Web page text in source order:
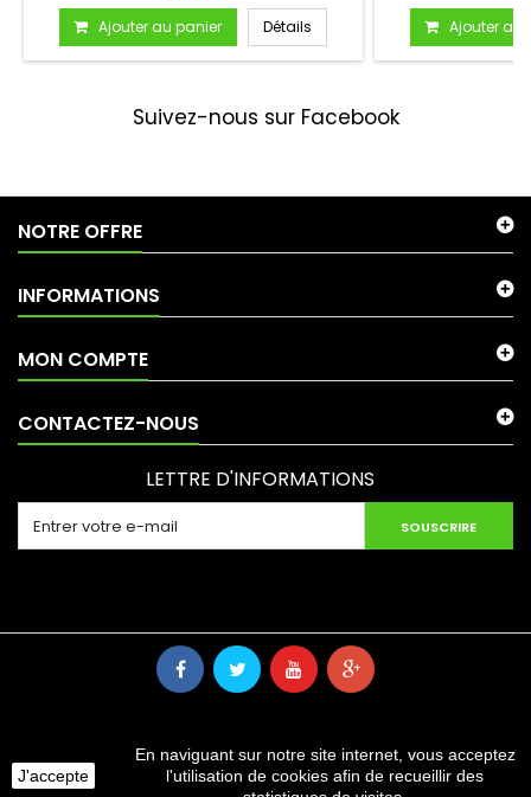
Ajouter au panier Détails Ajouter au
Suivez-nous sur Facebook
NOTRE OFFRE
INFORMATIONS
MON COMPTE
CONTACTEZ-NOUS
LETTRE D'INFORMATIONS
SOUSCRIRE
J'accepte
En naviguant sur notre site internet, vous acceptez
l'utilisation de cookies afin de recueillir des